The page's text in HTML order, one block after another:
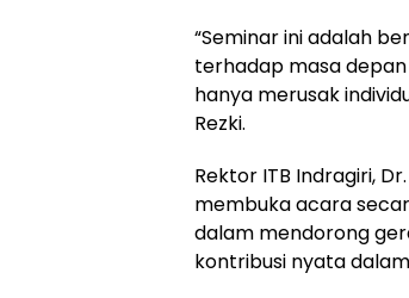
“Seminar ini adalah
terhadap masa
hanya merusak
Rezki.
Rektor ITB Indragiri,
membuka acara
dalam mendorong
kontribusi nyata